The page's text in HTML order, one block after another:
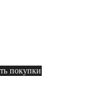
покупки